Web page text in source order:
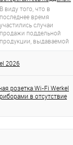
В виду того, что в
последнее время
участились случаи
продажи поддельной
продукции, выдаваемой
продукцию торговой
бдительность.
товара.
2026
розетка Wi-Fi Werkel
в отсутствие